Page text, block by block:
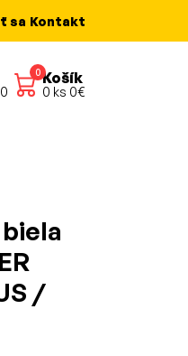
sa Kontakt
0Košík
0 ks 0€
/